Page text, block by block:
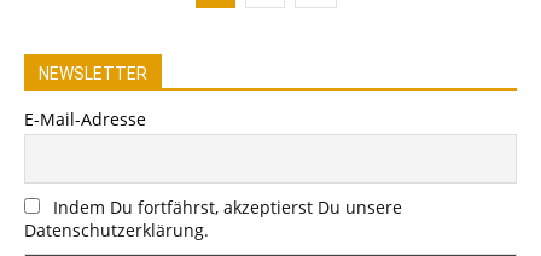
NEWSLETTER
E-Mail-Adresse
Indem Du fortfährst, akzeptierst Du unsere
Datenschutzerklärung.